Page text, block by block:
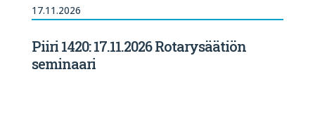
17.11.2026
Piiri 1420: 17.11.2026 Rotarysäätiön
seminaari